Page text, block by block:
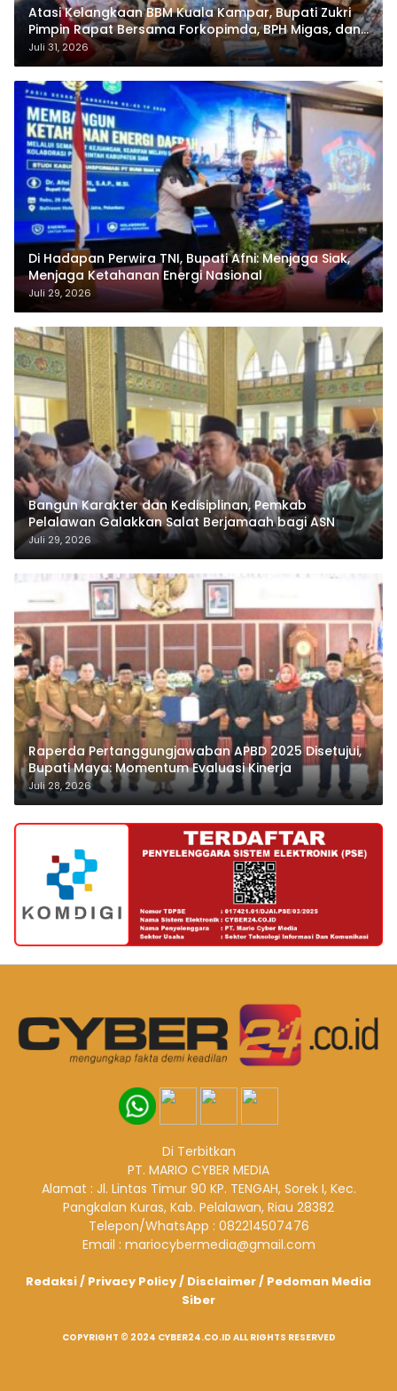
Atasi Kelangkaan BBM Kuala Kampar, Bupati Zukri
Pimpin Rapat Bersama Forkopimda, BPH Migas, dan
Pertamina
Juli 31, 2026
Di Hadapan Perwira TNI, Bupati Afni: Menjaga Siak,
Menjaga Ketahanan Energi Nasional
Juli 29, 2026
Bangun Karakter dan Kedisiplinan, Pemkab
Pelalawan Galakkan Salat Berjamaah bagi ASN
Juli 29, 2026
Raperda Pertanggungjawaban APBD 2025 Disetujui,
Bupati Maya: Momentum Evaluasi Kinerja
Juli 28, 2026
Di Terbitkan
PT. MARIO CYBER MEDIA
Alamat : Jl. Lintas Timur 90 KP. TENGAH, Sorek I, Kec.
Pangkalan Kuras, Kab. Pelalawan, Riau 28382
Telepon/WhatsApp : 082214507476
Email : mariocybermedia@gmail.com
Redaksi/ Privacy Policy/ Disclaimer/ Pedoman Media
Siber
COPYRIGHT © 2024 CYBER24.CO.ID ALL RIGHTS RESERVED